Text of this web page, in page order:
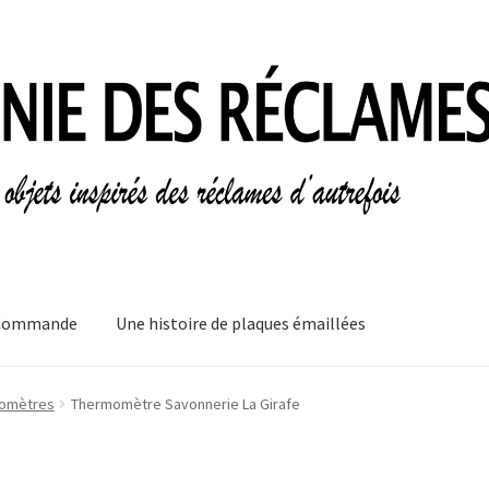
Une histoire de plaques émaillées
Informations légales Ma Commande
Thermomètre Savonnerie La Girafe